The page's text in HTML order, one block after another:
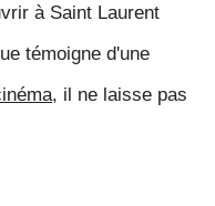
à Saint Laurent
témoigne d'une
, il ne laisse pas